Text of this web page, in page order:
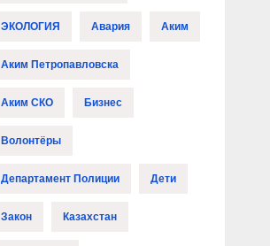
ЭКОЛОГИЯ Авария Аким
Аким Петропавловска
Аким СКО Бизнес
Волонтёры
Департамент Полиции Дети
Закон Казахстан